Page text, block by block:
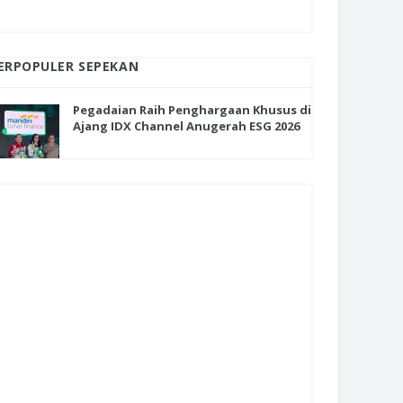
SEPEKAN
Pegadaian Raih Penghargaan Khusus di
Ajang IDX Channel Anugerah ESG 2026